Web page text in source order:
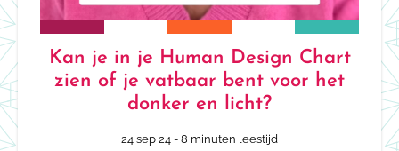
Kan je in je Human Design Chart
zien of je vatbaar bent voor het
donker en licht?
24 sep 24 - 8 minuten leestijd